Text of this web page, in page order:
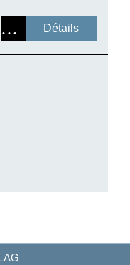
Détails